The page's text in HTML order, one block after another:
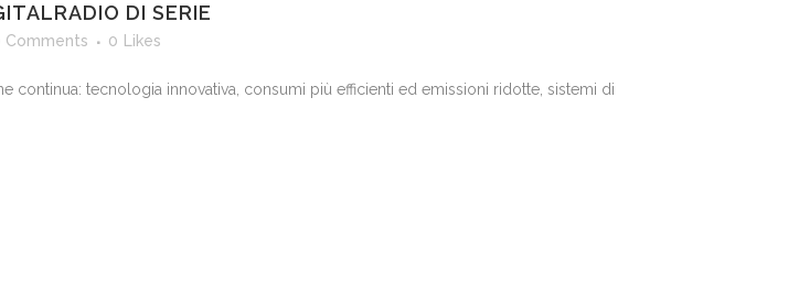
DI SERIE
Comments 0 Likes
continua: tecnologia innovativa, consumi più efficienti ed emissioni ridotte, sistemi di